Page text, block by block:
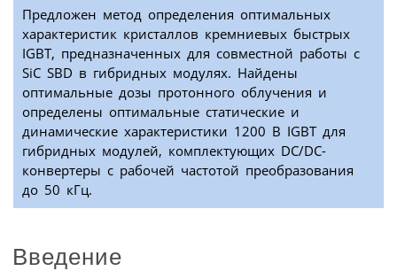
Предложен метод определения оптимальных
характеристик кристаллов кремниевых быстрых
IGBT, предназначенных для совместной работы с
SiC SBD в гибридных модулях. Найдены
оптимальные дозы протонного облучения и
определены оптимальные статические и
динамические характеристики 1200 В IGBТ для
гибридных модулей, комплектующих DC/DC-
конвертеры с рабочей частотой преобразования
до 50 кГц.
Введение